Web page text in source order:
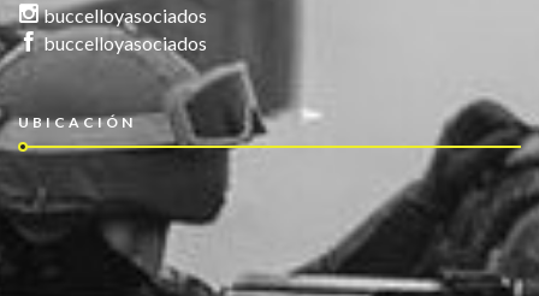
buccelloyasociados
buccelloyasociados
UBICACIÓN